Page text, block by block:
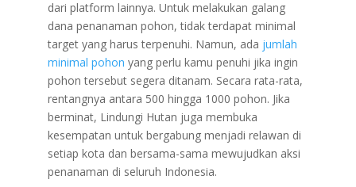
dari platform lainnya. Untuk melakukan galang
dana penanaman pohon, tidak terdapat minimal
target yang harus terpenuhi. Namun, ada jumlah
minimal pohon yang perlu kamu penuhi jika ingin
pohon tersebut segera ditanam. Secara rata-rata,
rentangnya antara 500 hingga 1000 pohon. Jika
berminat, Lindungi Hutan juga membuka
kesempatan untuk bergabung menjadi relawan di
setiap kota dan bersama-sama mewujudkan aksi
penanaman di seluruh Indonesia.